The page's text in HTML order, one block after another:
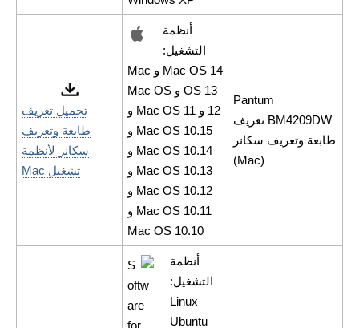
Pantum
BM4209DW تعريف
طابعة وتعريف سكانر
(Mac)
أنظمة
التشغيل:
Mac OS 14 و Mac
OS 13 و Mac OS
12 و Mac OS 11 و
Mac OS 10.15 و
Mac OS 10.14 و
Mac OS 10.13 و
Mac OS 10.12 و
Mac OS 10.11 و
Mac OS 10.10
تحميل تعريف
طابعة وتعريف
سكانر لأنظمة
تشغيل Mac
أنظمة
التشغيل:
Linux
Ubuntu